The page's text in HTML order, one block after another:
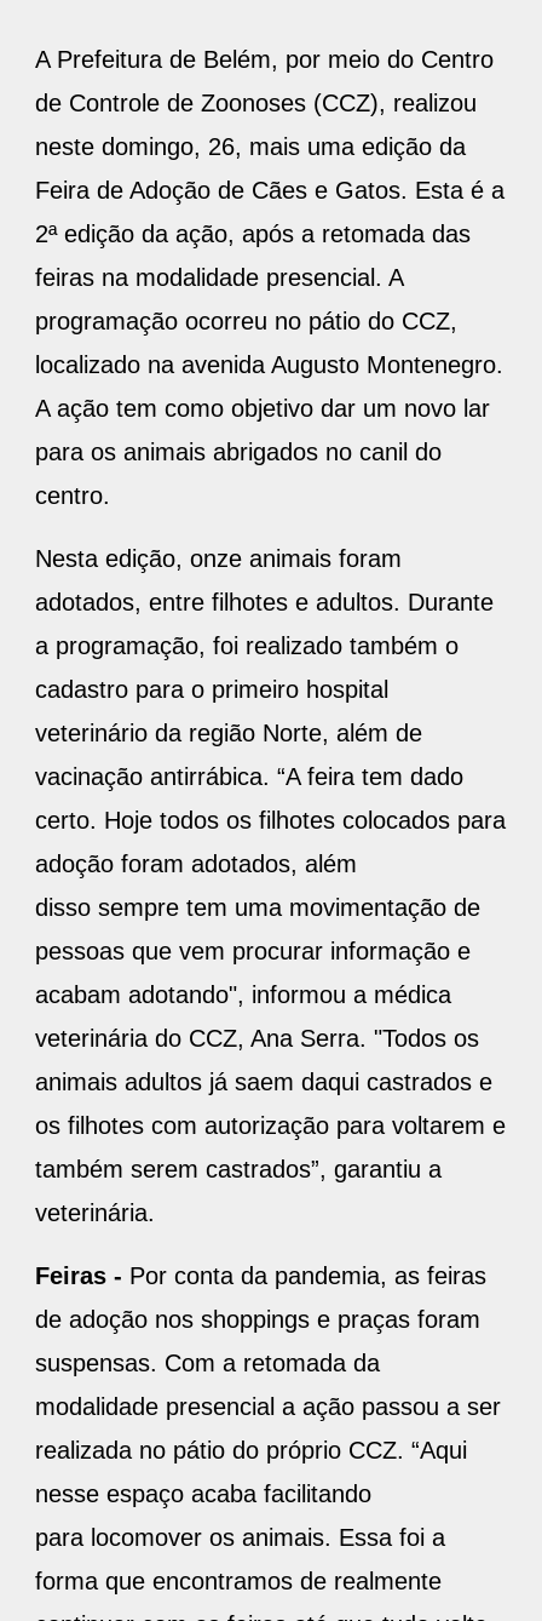
A Prefeitura de Belém, por meio do Centro
de Controle de Zoonoses (CCZ), realizou
neste domingo, 26, mais uma edição da
Feira de Adoção de Cães e Gatos. Esta é a
2ª edição da ação, após a retomada das
feiras na modalidade presencial. A
programação ocorreu no pátio do CCZ,
localizado na avenida Augusto Montenegro.
A ação tem como objetivo dar um novo lar
para os animais abrigados no canil do
centro.
Nesta edição, onze animais foram
adotados, entre filhotes e adultos. Durante
a programação, foi realizado também o
cadastro para o primeiro hospital
veterinário da região Norte, além de
vacinação antirrábica. “A feira tem dado
certo. Hoje todos os filhotes colocados para
adoção foram adotados, além
disso sempre tem uma movimentação de
pessoas que vem procurar informação e
acabam adotando", informou a médica
veterinária do CCZ, Ana Serra. "Todos os
animais adultos já saem daqui castrados e
os filhotes com autorização para voltarem e
também serem castrados”, garantiu a
veterinária.
Feiras - Por conta da pandemia, as feiras
de adoção nos shoppings e praças foram
suspensas. Com a retomada da
modalidade presencial a ação passou a ser
realizada no pátio do próprio CCZ. “Aqui
nesse espaço acaba facilitando
para locomover os animais. Essa foi a
forma que encontramos de realmente